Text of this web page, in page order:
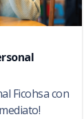
Ficohsa con